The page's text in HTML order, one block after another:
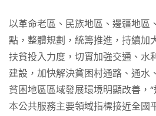
以革命老區、民族地區、邊疆地區
點，整體規劃，統籌推進，持續加
扶貧投入力度，切實加強交通、水
建設，加快解決貧困村通路、通水
貧困地區區域發展環境明顯改善，
本公共服務主要領域指標接近全國